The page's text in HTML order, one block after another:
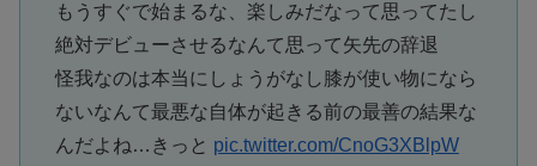
もうすぐで始まるな、楽しみだなって思ってたし
絶対デビューさせるなんて思って矢先の辞退
怪我なのは本当にしょうがなし膝が使い物になら
ないなんて最悪な自体が起きる前の最善の結果な
んだよね…きっと pic.twitter.com/CnoG3XBlpW